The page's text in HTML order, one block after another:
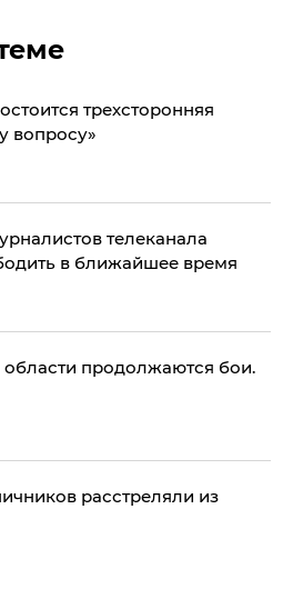
трехсторонняя
вопросу»
телеканала
в ближайшее время
продолжаются бои.
расстреляли из